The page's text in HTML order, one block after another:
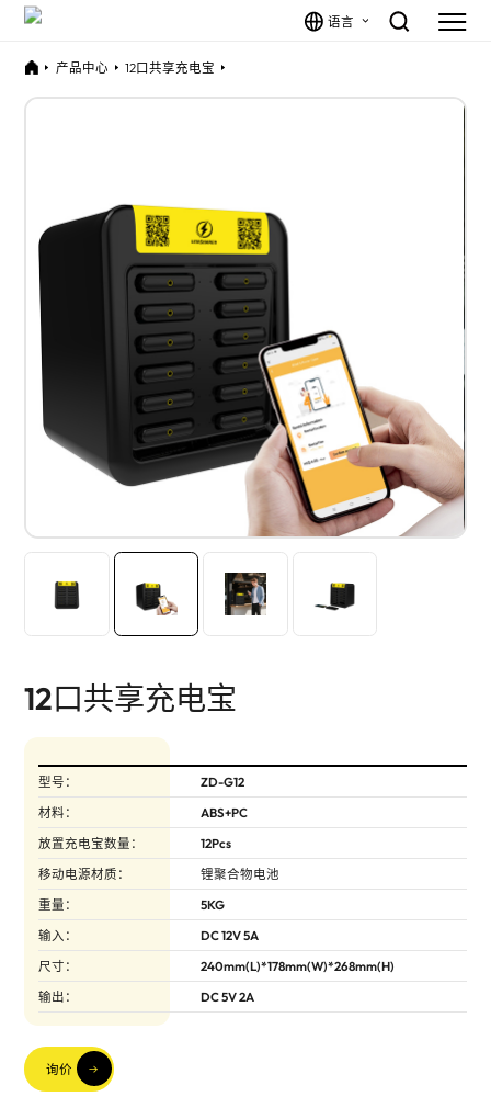
语言
产品中心 12口共享充电宝
12口共享充电宝
型号：
ZD-G12
材料：
ABS+PC
放置充电宝数量：
12Pcs
移动电源材质：
锂聚合物电池
重量：
5KG
输入：
DC 12V 5A
尺寸：
240mm(L)*178mm(W)*268mm(H)
输出：
DC 5V 2A
询价